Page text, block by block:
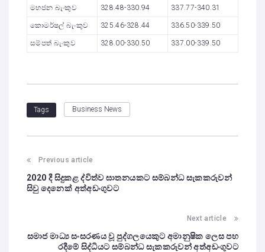
මහජන බැංකුව 328.48-330.94 337.77-340.31
කොමර්ෂල් බැංකුව 325.46-328.44 336.50-339.50
සම්පත් බැංකුව 328.00-330.50 337.00-339.50
Tags Business News
Previous article
2020 දී සිදුකළ ද්විත්ව ඝාතනයකට සම්බන්ධ සැකකරුවන්
සිවු දෙනෙක් අත්අඩංගුවට
Next article
සමාජ මාධ්‍ය සංසරණය වූ පුද්ගලයෙකුට අමානුෂික ලෙස පහ
රදීමේ සිද්ධියට සම්බන්ධ සැකකරුවන් අත්අඩංගුවට